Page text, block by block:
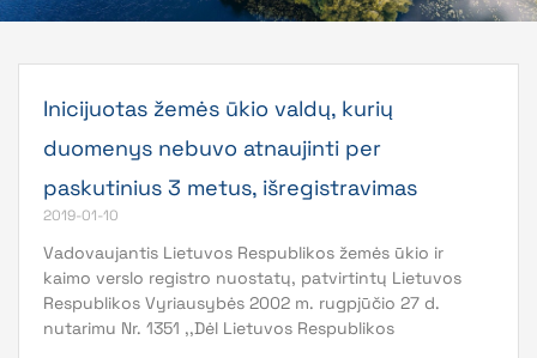
Inicijuotas žemės ūkio valdų, kurių
duomenys nebuvo atnaujinti per
paskutinius 3 metus, išregistravimas
2019-01-10
Vadovaujantis Lietuvos Respublikos žemės ūkio ir
kaimo verslo registro nuostatų, patvirtintų Lietuvos
Respublikos Vyriausybės 2002 m. rugpjūčio 27 d.
nutarimu Nr. 1351 ,,Dėl Lietuvos Respublikos